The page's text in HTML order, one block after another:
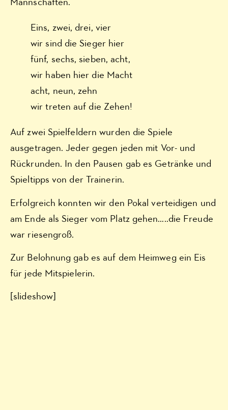
Mannschaften.
Eins, zwei, drei, vier
wir sind die Sieger hier
fünf, sechs, sieben, acht,
wir haben hier die Macht
acht, neun, zehn
wir treten auf die Zehen!
Auf zwei Spielfeldern wurden die Spiele
ausgetragen. Jeder gegen jeden mit Vor- und
Rückrunden. In den Pausen gab es Getränke und
Spieltipps von der Trainerin.
Erfolgreich konnten wir den Pokal verteidigen und
am Ende als Sieger vom Platz gehen…..die Freude
war riesengroß.
Zur Belohnung gab es auf dem Heimweg ein Eis
für jede Mitspielerin.
[slideshow]